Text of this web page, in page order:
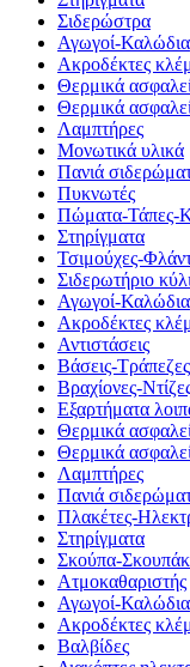
Σιδερώστρα
Αγωγοί-Καλώδια
Ακροδέκτες
Θερμικά
Θερμικά
Λαμπτήρες
Μονωτικά υλικά
Πανιά
Πυκνωτές
Πώματα-Τάπες-
Στηρίγματα
Τσιμούχες-
Σιδερωτήριο
Αγωγοί-Καλώδια
Ακροδέκτες
Αντιστάσεις
Βάσεις-Τράπεζες
Βραχίονες-
Εξαρτήματα
Θερμικά
Θερμικά
Λαμπτήρες
Πανιά
Πλακέτες-
Στηρίγματα
Σκούπα-
Ατμοκαθαριστής
Αγωγοί-Καλώδια
Ακροδέκτες
Βαλβίδες